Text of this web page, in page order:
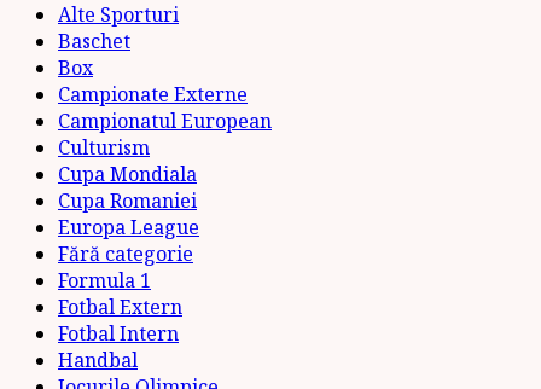
Alte Sporturi
Baschet
Box
Campionate Externe
Campionatul European
Culturism
Cupa Mondiala
Cupa Romaniei
Europa League
Fără categorie
Formula 1
Fotbal Extern
Fotbal Intern
Handbal